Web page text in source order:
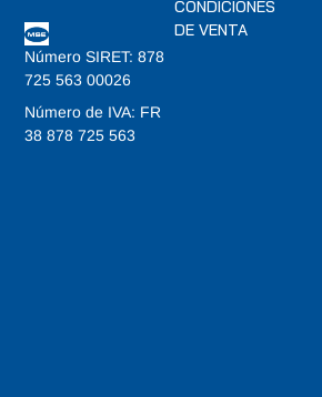
Número SIRET: 878
725 563 00026
Número de IVA: FR
38 878 725 563
CONDICIONES
DE VENTA